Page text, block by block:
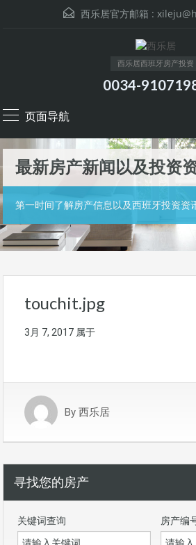
西乐居官方邮箱 :
西乐居西班牙房产投资
0034-
页面导航
最新房产新闻以及投资
第一时间了解房产信息以及西班牙投资资
touchit.jpg
3月 7, 2017 属于
By 西乐居
寻找您的房产
关键词查询 房产编